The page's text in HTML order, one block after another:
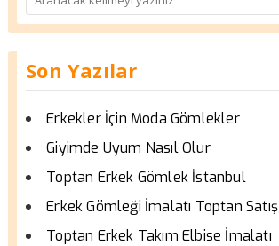
Son Yazılar
Erkekler İçin Moda Gömlekler
Giyimde Uyum Nasıl Olur
Toptan Erkek Gömlek İstanbul
Erkek Gömleği İmalatı Toptan Satış
Toptan Erkek Takım Elbise İmalatı